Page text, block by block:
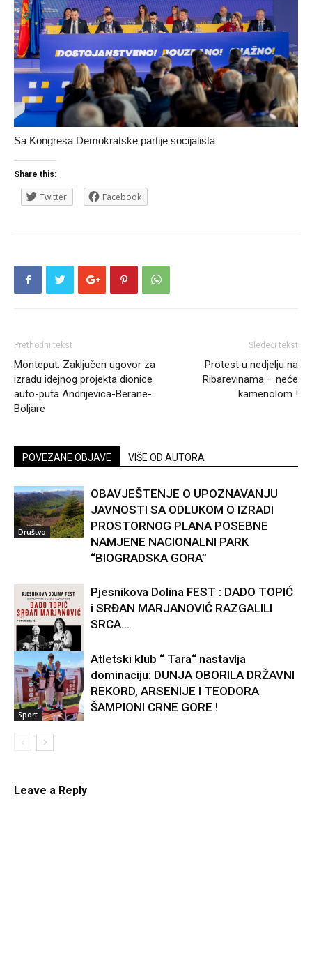
Sa Kongresa Demokratske partije socijalista
Share this:
Twitter Facebook
Prethodni tekst
Monteput: Zaključen ugovor za
izradu idejnog projekta dionice
auto-puta Andrijevica-Berane-
Boljare
Sledeći tekst
Protest u nedjelju na
Ribarevinama – neće
kamenolom !
POVEZANE OBJAVE VIŠE OD AUTORA
Društvo
OBAVJEŠTENJE O UPOZNAVANJU
JAVNOSTI SA ODLUKOM O IZRADI
PROSTORNOG PLANA POSEBNE
NAMJENE NACIONALNI PARK
“BIOGRADSKA GORA”
Kultura
Pjesnikova Dolina FEST : DADO TOPIĆ
i SRĐAN MARJANOVIĆ RAZGALILI
SRCA...
Sport
Atletski klub “ Tara“ nastavlja
dominaciju: DUNJA OBORILA DRŽAVNI
REKORD, ARSENIJE I TEODORA
ŠAMPIONI CRNE GORE !
Leave a Reply